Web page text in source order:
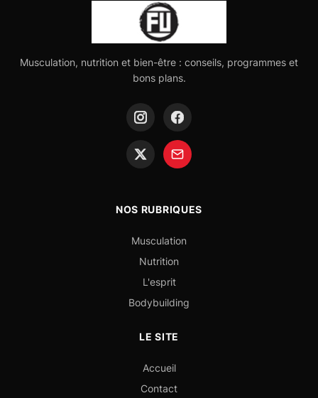
Musculation, nutrition et bien-être : conseils, programmes et
bons plans.
NOS RUBRIQUES
Musculation
Nutrition
L'esprit
Bodybuilding
LE SITE
Accueil
Contact